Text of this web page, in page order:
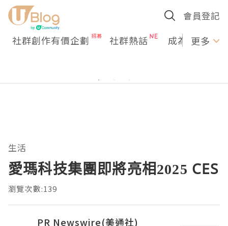
會員登記
社群創作有價企劃 社群熱話 成為U更多
生活
愛瑪科技集團即將亮相2025 CES
瀏覽次數:139
PR Newswire(美通社)